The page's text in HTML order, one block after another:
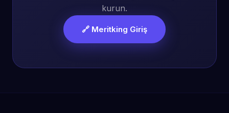
kurun.
🔗 Meritking Giriş